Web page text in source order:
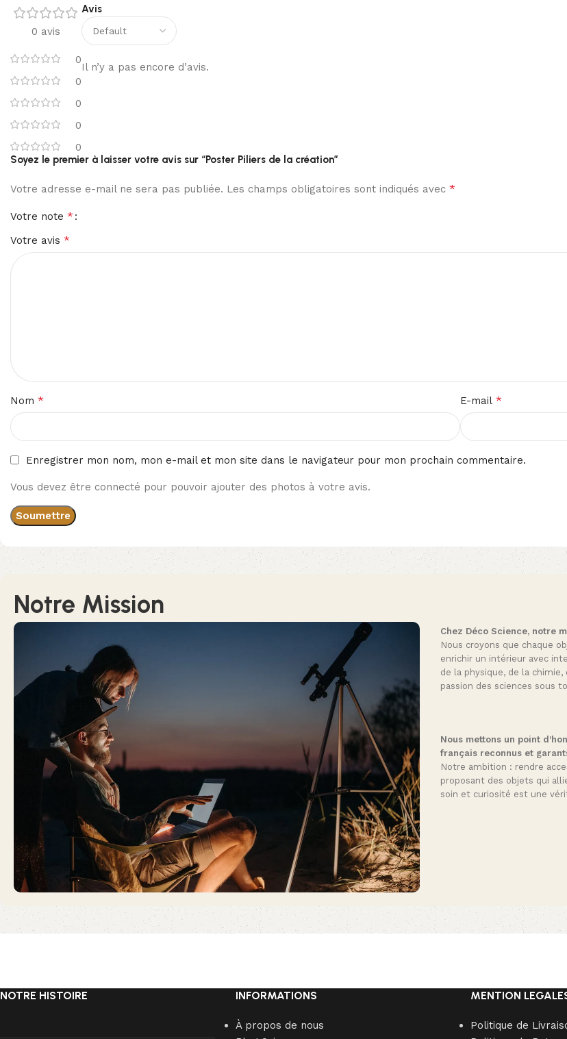
0 avis
0
0
0
0
0
Avis
Il n’y a pas encore d’avis.
Soyez le premier à laisser votre avis sur “Poster Piliers de la création”
Votre adresse e-mail ne sera pas publiée. Les champs obligatoires sont indiqués avec *
Votre note *
Votre avis *
Nom * E-mail *
Enregistrer mon nom, mon e-mail et mon site dans le navigateur pour mon prochain commentaire.
Vous devez être connecté pour pouvoir ajouter des photos à votre avis.
Notre Mission
Chez Déco Science, notre
Nous croyons que chaque
enrichir un intérieur avec
de la physique, de la
passion des sciences sous
Nous mettons un point
français reconnus et
Notre ambition : rendre
proposant des objets qui
soin et curiosité est une
NOTRE HISTOIRE INFORMATIONS
À propos de nous
MENTION
Politique de